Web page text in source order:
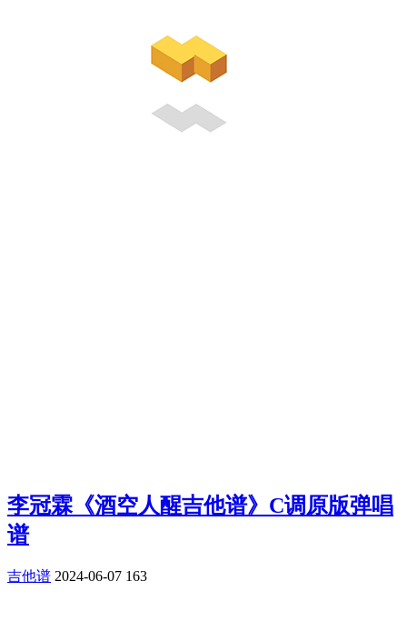
李冠霖《酒空人醒吉他谱》C调原版弹唱
谱
吉他谱 2024-06-07 163